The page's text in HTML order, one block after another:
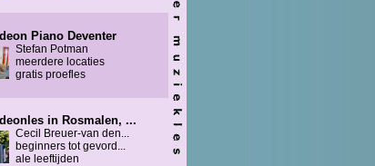
Piano Deventer
Stefan Potman
meerdere locaties
gratis proefles
in Rosmalen, ...
Cecil Breuer-van den...
beginners tot gevord...
ale leeftijden